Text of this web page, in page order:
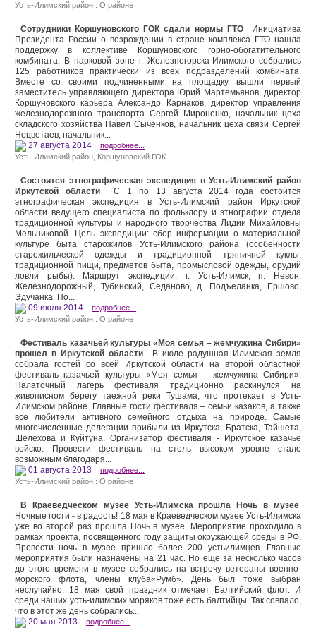
Усть-Илимский район : О районе
Сотрудники Коршуновского ГОК сдали нормы ГТОИнициатива
Президента России о возрождении в стране комплекса ГТО нашла
поддержку в коллективе Коршуновского горно-обогатительного
комбината. В парковой зоне г. Железногорска-Илимского собрались
125 работников практически из всех подразделений комбината.
Вместе со своими подчиненными на площадку вышли первый
заместитель управляющего директора Юрий Мартемьянов, директор
Коршуновского карьера Александр Карнаков, директор управления
железнодорожного транспорта Сергей Мироненко, начальник цеха
складского хозяйства Павел Сыченков, начальник цеха связи Сергей
Нецветаев, начальник...
27 августа 2014 подробнее...
Усть-Илимский район, Коршуновский ГОК
Состоится этнографическая экспедиция в Усть-Илимский район
Иркутской областиС 1 по 13 августа 2014 года состоится
этнографическая экспедиция в Усть-Илимский район Иркутской
области ведущего специалиста по фольклору и этнографии отдела
традиционной культуры и народного творчества Лидии Михайловны
Мельниковой. Цель экспедиции: сбор информации о материальной
культуре быта старожилов Усть-Илимского района (особенности
старожильческой одежды и традиционной тряпичной куклы,
традиционной пищи, предметов быта, промысловой одежды, орудий
ловли рыбы). Маршрут экспедиции: г. Усть-Илимск, п. Невон,
Железнодорожный, Тубинский, Седаново, д. Подъеланка, Ершово,
Эдучанка. По...
09 июля 2014 подробнее...
Усть-Илимский район : О районе
Фестиваль казачьей культуры «Моя семья – жемчужина Сибири»
прошел в Иркутской области В июле радушная Илимская земля
собрала гостей со всей Иркутской области на второй областной
фестиваль казачьей культуры «Моя семья – жемчужина Сибири».
Палаточный лагерь фестиваля традиционно раскинулся на
живописном берегу таежной реки Тушама, что протекает в Усть-
Илимском районе. Главные гости фестиваля – семьи казаков, а также
все любители активного семейного отдыха на природе. Самые
многочисленные делегации прибыли из Иркутска, Братска, Тайшета,
Шелехова и Куйтуна. Организатор фестиваля - Иркутское казачье
войско. Провести фестиваль на столь высоком уровне стало
возможным благодаря...
01 августа 2013 подробнее...
Усть-Илимский район : О районе
В Краеведческом музее Усть-Илимска прошла Ночь в музее
Ночные гости - в радость! 18 мая в Краеведческом музее Усть-Илимска
уже во второй раз прошла Ночь в музее. Мероприятие проходило в
рамках проекта, посвященного году защиты окружающей среды в РФ.
Провести ночь в музее пришло более 200 устьилимцев. Главные
мероприятия были назначены на 21 час. Но еще за несколько часов
до этого времени в музее собрались на встречу ветераны военно-
морского флота, члены клуба«Румб». День был тоже выбран
неслучайно: 18 мая свой праздник отмечает Балтийский флот. И
среди наших усть-илимских моряков тоже есть балтийцы. Так совпало,
что в этот же день собрались...
20 мая 2013 подробнее...